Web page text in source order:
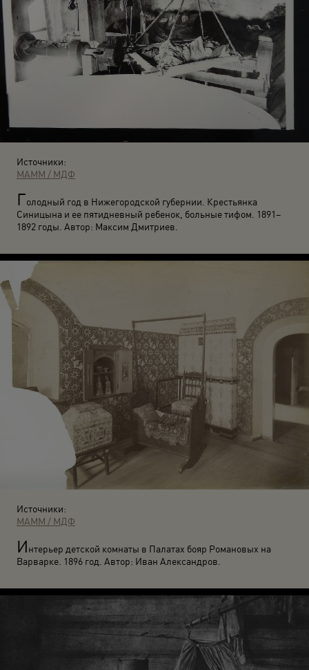
Источники:
МАММ / МДФ
Голодный год в Нижегородской губернии. Крестьянка
Синицына и ее пятидневный ребенок, больные тифом. 1891–
1892 годы. Автор: Максим Дмитриев.
Источники:
МАММ / МДФ
Интерьер детской комнаты в Палатах бояр Романовых на
Варварке. 1896 год. Автор: Иван Александров.